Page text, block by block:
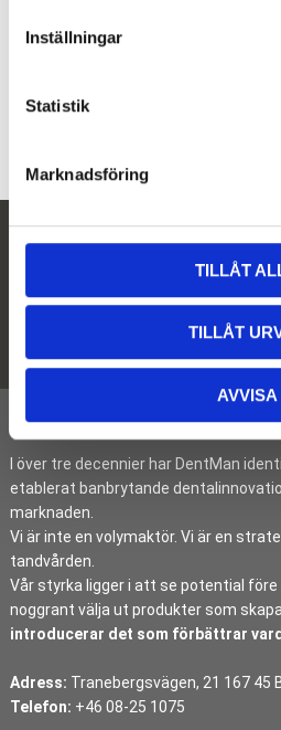
Inställningar
Statistik
Marknadsföring
TILLÅT
TILLÅT
AVVISA
I över tre decennier har DentMan
etablerat banbrytande
marknaden.
Vi är inte en volymaktör. Vi är en
tandvården.
Vår styrka ligger i att se potential
noggrant välja ut produkter som
introducerar det som förbättrar
Adress: Tranebergsvägen, 21 167 45
Telefon: +46 08-25 1075